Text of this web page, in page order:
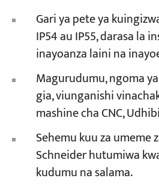
Gari ya pete ya
IP54 au IP55, darasa la
inayoanza laini na
Magurudumu, ngoma
gia, viunganishi
mashine cha CNC,
Sehemu kuu za umeme
Schneider hutumiwa
kudumu na salama.